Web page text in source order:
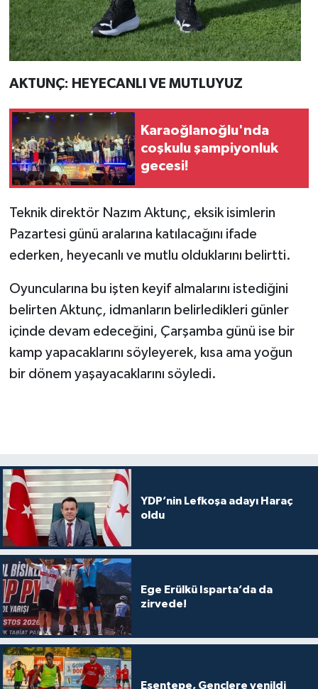
AKTUNÇ: HEYECANLI VE MUTLUYUZ
Karaoğlanoğlu'nda
coşkulu şampiyonluk
gecesi!
Teknik direktör Nazım Aktunç, eksik isimlerin
Pazartesi günü aralarına katılacağını ifade
ederken, heyecanlı ve mutlu olduklarını belirtti.
Oyuncularına bu işten keyif almalarını istediğini
belirten Aktunç, idmanların belirledikleri günler
içinde devam edeceğini, Çarşamba günü ise bir
kamp yapacaklarını söyleyerek, kısa ama yoğun
bir dönem yaşayacaklarını söyledi.
YDP’nin Lefkoşa adayı Haraç
oldu
Ege Erülkü Isparta’da da
zirvede!
Esentepe, Gençlere yenildi